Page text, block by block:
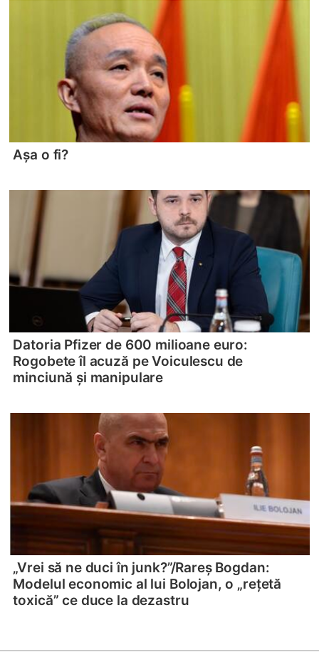
Așa o fi?
Datoria Pfizer de 600 milioane euro:
Rogobete îl acuză pe Voiculescu de
minciună și manipulare
„Vrei să ne duci în junk?”/Rareș Bogdan:
Modelul economic al lui Bolojan, o „rețetă
toxică” ce duce la dezastru